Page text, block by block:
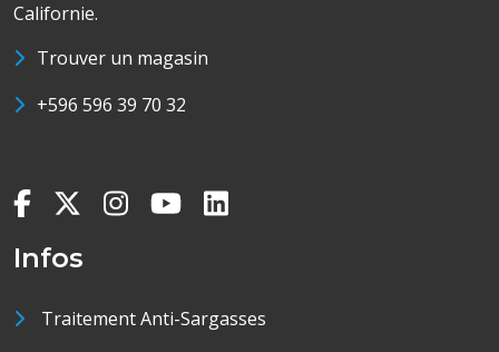
Californie.
Trouver un magasin
+596 596 39 70 32
Infos
Traitement Anti-Sargasses